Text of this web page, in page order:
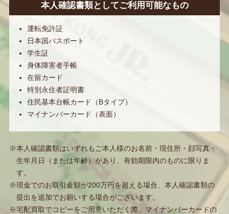
本人確認書類としてご利用可能なもの
運転免許証
日本国パスポート
学生証
身体障害者手帳
在留カード
特別永住者証明書
住民基本台帳カード（Bタイプ）
マイナンバーカード（表面）
※本人確認書類はいずれもご本人様のお名前・現住所・顔写真・
生年月日（または年齢）があり、有効期限内のものに限りま
す。
※現金でのお取引金額が200万円を超える場合、本人確認書類の
提出を追加でお願いする場合がございます。
※宅配買取でコピーをご用意いただく際、マイナンバーカードの